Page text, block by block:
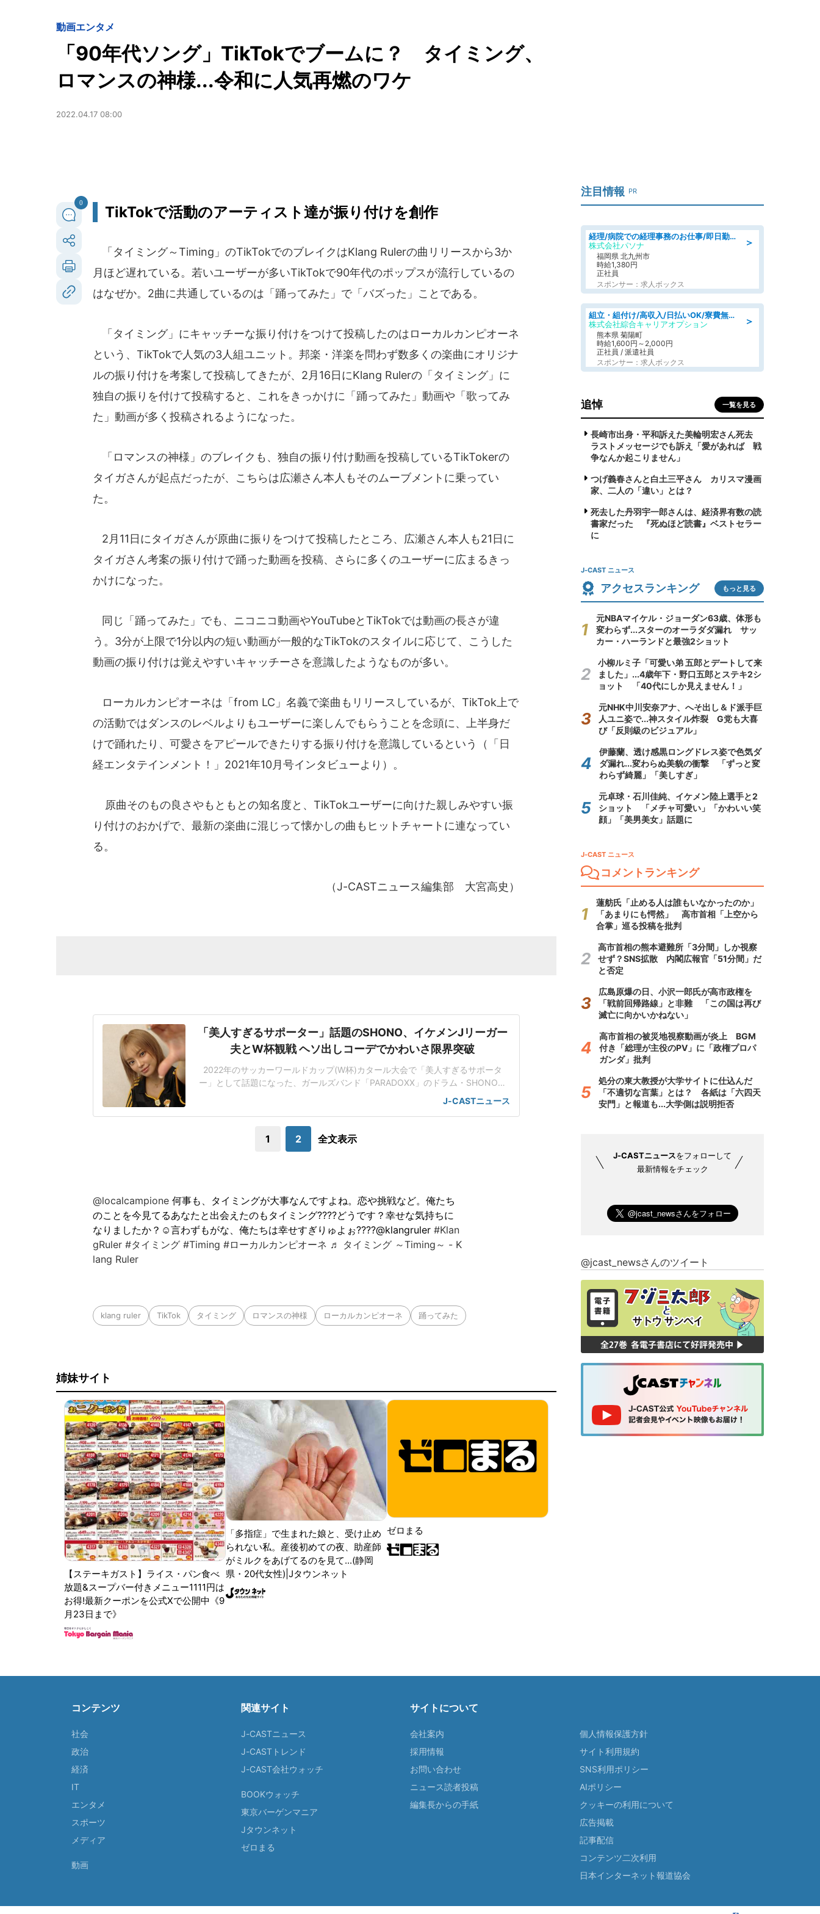
動画エンタメ
「90年代ソング」TikTokでブームに？ タイミング、
ロマンスの神様...令和に人気再燃のワケ
2022.04.17 08:00
0
TikTokで活動のアーティスト達が振り付けを創作
「タイミング～Timing」のTikTokでのブレイクはKlang Rulerの曲リリースから3か
月ほど遅れている。若いユーザーが多いTikTokで90年代のポップスが流行しているの
はなぜか。2曲に共通しているのは「踊ってみた」で「バズった」ことである。
「タイミング」にキャッチーな振り付けをつけて投稿したのはローカルカンピオーネ
という、TikTokで人気の3人組ユニット。邦楽・洋楽を問わず数多くの楽曲にオリジナ
ルの振り付けを考案して投稿してきたが、2月16日にKlang Rulerの「タイミング」に
独自の振りを付けて投稿すると、これをきっかけに「踊ってみた」動画や「歌ってみ
た」動画が多く投稿されるようになった。
「ロマンスの神様」のブレイクも、独自の振り付け動画を投稿しているTikTokerの
タイガさんが起点だったが、こちらは広瀬さん本人もそのムーブメントに乗ってい
た。
2月11日にタイガさんが原曲に振りをつけて投稿したところ、広瀬さん本人も21日に
タイガさん考案の振り付けで踊った動画を投稿、さらに多くのユーザーに広まるきっ
かけになった。
同じ「踊ってみた」でも、ニコニコ動画やYouTubeとTikTokでは動画の長さが違
う。3分が上限で1分以内の短い動画が一般的なTikTokのスタイルに応じて、こうした
動画の振り付けは覚えやすいキャッチーさを意識したようなものが多い。
ローカルカンピオーネは「from LC」名義で楽曲もリリースしているが、TikTok上で
の活動ではダンスのレベルよりもユーザーに楽しんでもらうことを念頭に、上半身だ
けで踊れたり、可愛さをアピールできたりする振り付けを意識しているという（「日
経エンタテインメント！」2021年10月号インタビューより）。
原曲そのもの良さやもともとの知名度と、TikTokユーザーに向けた親しみやすい振
り付けのおかげで、最新の楽曲に混じって懐かしの曲もヒットチャートに連なってい
る。
（J-CASTニュース編集部 大宮高史）
「美人すぎるサポーター」話題のSHONO、イケメンJリーガー
夫とW杯観戦 ヘソ出しコーデでかわいさ限界突破
2022年のサッカーワールドカップ(W杯)カタール大会で「美人すぎるサポータ
ー」として話題になった、ガールズバンド「PARADOXX」のドラム・SHONOさ
ん(31)が2026年6月17日、自身のインスタグラムを更新。夫で、名古屋グランパ
スに所属する山岸祐也選手(32)との2ショットを披露した。「初夫婦観戦!!!!」SHO
J-CASTニュース
1 2 全文表示
@localcampione 何事も、タイミングが大事なんですよね。恋や挑戦など。俺たち
のことを今見てるあなたと出会えたのもタイミング????どうです？幸せな気持ちに
なりましたか？☺️言わずもがな、俺たちは幸せすぎりゅよぉ????@klangruler #Klan
gRuler #タイミング #Timing #ローカルカンピオーネ ♬ タイミング ～Timing～ - K
lang Ruler
klang ruler TikTok タイミング ロマンスの神様 ローカルカンピオーネ 踊ってみた
姉妹サイト
【ステーキガスト】ライス・パン食べ
放題&スープバー付きメニュー1111円は
お得!最新クーポンを公式Xで公開中《9
月23日まで》
「多指症」で生まれた娘と、受け止め
られない私。産後初めての夜、助産師
がミルクをあげてるのを見て...(静岡
県・20代女性)|Jタウンネット
ゼロまる
注目情報 PR
＞
経理/病院での経理事務のお仕事/即日勤務可/車通勤可/経理/一般事務
株式会社パソナ
福岡県 北九州市
時給1,380円
正社員
スポンサー：求人ボックス
＞
組立・組付け/高収入/日払いOK/寮費無料/交替制/20・30・40代活躍中
株式会社綜合キャリアオプション
熊本県 菊陽町
時給1,600円～2,000円
正社員 / 派遣社員
スポンサー：求人ボックス
追悼 一覧を見る
長崎市出身・平和訴えた美輪明宏さん死去
ラストメッセージでも訴え「愛があれば 戦
争なんか起こりません」
つげ義春さんと白土三平さん カリスマ漫画
家、二人の「違い」とは？
死去した丹羽宇一郎さんは、経済界有数の読
書家だった 『死ぬほど読書』ベストセラー
に
J-CAST ニュース
アクセスランキング もっと見る
元NBAマイケル・ジョーダン63歳、体形も
変わらず...スターのオーラダダ漏れ サッ
カー・ハーランドと最強2ショット
小柳ルミ子「可愛い弟 五郎とデートして来
ました」...4歳年下・野口五郎とステキ2シ
ョット 「40代にしか見えません！」
元NHK中川安奈アナ、へそ出し＆ド派手巨
人ユニ姿で...神スタイル炸裂 G党も大喜
び「反則級のビジュアル」
伊藤蘭、透け感黒ロングドレス姿で色気ダ
ダ漏れ...変わらぬ美貌の衝撃 「ずっと変
わらず綺麗」「美しすぎ」
元卓球・石川佳純、イケメン陸上選手と2
ショット 「メチャ可愛い」「かわいい笑
顔」「美男美女」話題に
J-CAST ニュース
コメントランキング
蓮舫氏「止める人は誰もいなかったのか」
「あまりにも愕然」 高市首相「上空から
合掌」巡る投稿を批判
高市首相の熊本避難所「3分間」しか視察
せず？SNS拡散 内閣広報官「51分間」だ
と否定
広島原爆の日、小沢一郎氏が高市政権を
「戦前回帰路線」と非難 「この国は再び
滅亡に向かいかねない」
高市首相の被災地視察動画が炎上 BGM
付き「総理が主役のPV」に「政権プロパ
ガンダ」批判
処分の東大教授が大学サイトに仕込んだ
「不適切な言葉」とは？ 各紙は「六四天
安門」と報道も...大学側は説明拒否
J-CASTニュースをフォローして
最新情報をチェック
@jcast_newsさんのツイート
コンテンツ
社会
政治
経済
IT
エンタメ
スポーツ
メディア
動画
関連サイト
J-CASTニュース
J-CASTトレンド
J-CAST会社ウォッチ
BOOKウォッチ
東京バーゲンマニア
Jタウンネット
ゼロまる
サイトについて
会社案内
採用情報
お問い合わせ
ニュース読者投稿
編集長からの手紙
個人情報保護方針
サイト利用規約
SNS利用ポリシー
AIポリシー
クッキーの利用について
広告掲載
記事配信
コンテンツ二次利用
日本インターネット報道協会